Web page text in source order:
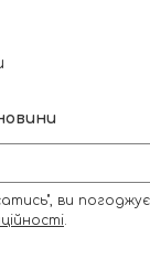
ви
.